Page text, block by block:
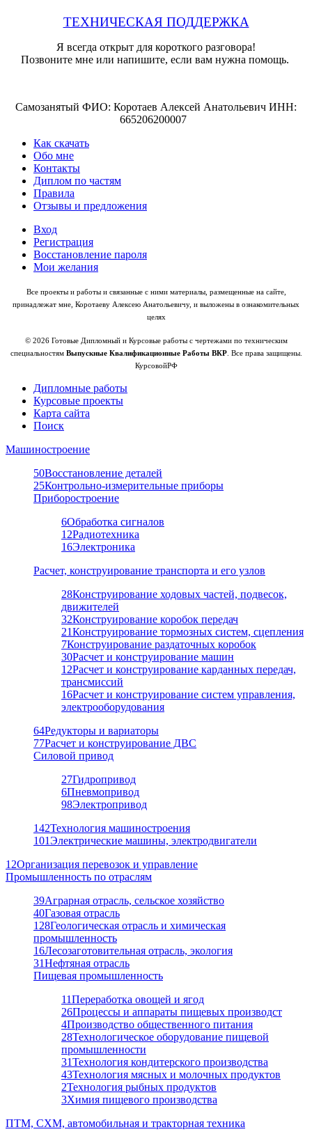
ТЕХНИЧЕСКАЯ ПОДДЕРЖКА
Я всегда открыт для короткого разговора!
Позвоните мне или напишите, если вам нужна помощь.
Самозанятый ФИО: Коротаев Алексей Анатольевич ИНН:
665206200007
Как скачать
Обо мне
Контакты
Диплом по частям
Правила
Отзывы и предложения
Вход
Регистрация
Восстановление пароля
Мои желания
Все проекты и работы и связанные с ними материалы, размещенные на сайте,
принадлежат мне, Коротаеву Алексею Анатольевичу, и выложены в ознакомительных
целях
© 2026 Готовые Дипломный и Курсовые работы с чертежами по техническим
специальностям Выпускные Квалификационные Работы ВКР. Все права защищены.
КурсовойРФ
Дипломные работы
Курсовые проекты
Карта сайта
Поиск
Машиностроение
50Восстановление деталей
25Контрольно-измерительные приборы
Приборостроение
6Обработка сигналов
12Радиотехника
16Электроника
Расчет, конструирование транспорта и его узлов
28Конструирование ходовых частей, подвесок,
движителей
32Конструирование коробок передач
21Конструирование тормозных систем, сцепления
7Конструирование раздаточных коробок
30Расчет и конструирование машин
12Расчет и конструирование карданных передач,
трансмиссий
16Расчет и конструирование систем управления,
электрооборудования
64Редукторы и вариаторы
77Расчет и конструирование ДВС
Силовой привод
27Гидропривод
6Пневмопривод
98Электропривод
142Технология машиностроения
101Электрические машины, электродвигатели
12Организация перевозок и управление
Промышленность по отраслям
39Аграрная отрасль, сельское хозяйство
40Газовая отрасль
128Геологическая отрасль и химическая
промышленность
16Лесозаготовительная отрасль, экология
31Нефтяная отрасль
Пищевая промышленность
11Переработка овощей и ягод
26Процессы и аппараты пищевых производст
4Производство общественного питания
28Технологическое оборудование пищевой
промышленности
31Технология кондитерского производства
43Технология мясных и молочных продуктов
2Технология рыбных продуктов
3Химия пищевого производства
ПТМ, СХМ, автомобильная и тракторная техника